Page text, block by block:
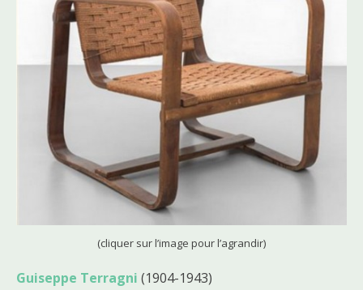
(cliquer sur l’image pour l’agrandir)
Guiseppe Terragni (1904-1943)